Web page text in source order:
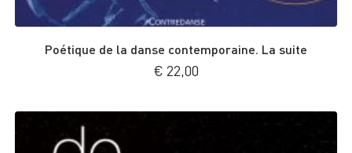
Poétique de la danse contemporaine. La suite
€ 22,00